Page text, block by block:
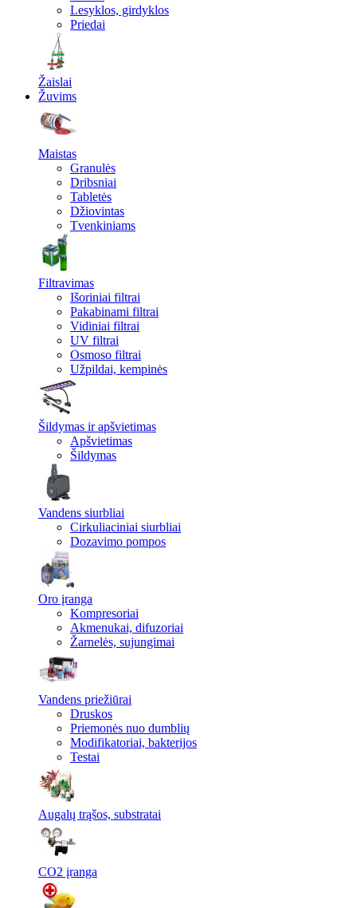
Lesyklos, girdyklos
Priedai
Žaislai
Žuvims
Maistas
Granulės
Dribsniai
Tabletės
Džiovintas
Tvenkiniams
Filtravimas
Išoriniai filtrai
Pakabinami filtrai
Vidiniai filtrai
UV filtrai
Osmoso filtrai
Užpildai, kempinės
Šildymas ir apšvietimas
Apšvietimas
Šildymas
Vandens siurbliai
Cirkuliaciniai siurbliai
Dozavimo pompos
Oro įranga
Kompresoriai
Akmenukai, difuzoriai
Žarnelės, sujungimai
Vandens priežiūrai
Druskos
Priemonės nuo dumblių
Modifikatoriai, bakterijos
Testai
Augalų trąšos, substratai
CO2 įranga